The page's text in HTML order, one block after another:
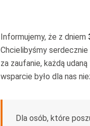
Informujemy, że z dniem
Chcielibyśmy
za zaufanie, każdą
wsparcie było dla nas
Dla osób, które